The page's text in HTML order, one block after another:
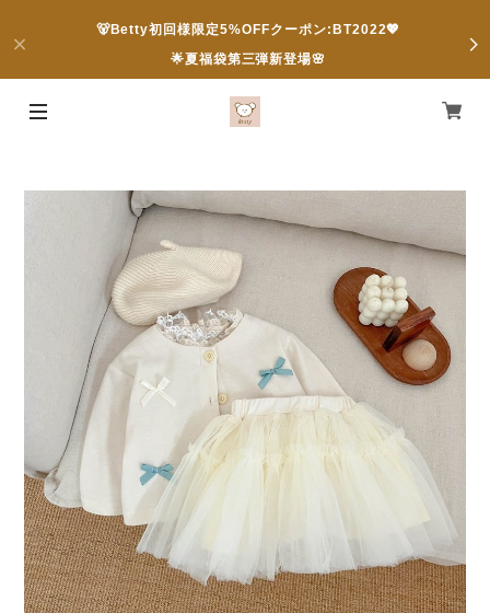
🐻Betty初回様限定5%OFFクーポン:BT2022💖
🌟夏福袋第三弾新登場🌸